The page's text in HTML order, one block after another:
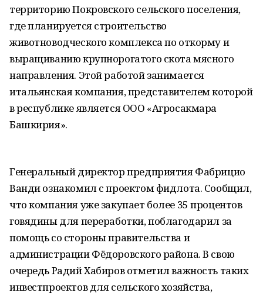
территорию Покровского сельского поселения,
где планируется строительство
животноводческого комплекса по откорму и
выращиванию крупнорогатого скота мясного
направления. Этой работой занимается
итальянская компания, представителем которой
в республике является ООО «Агросакмара
Башкирия».
Генеральный директор предприятия Фабрицио
Ванди ознакомил с проектом фидлота. Сообщил,
что компания уже закупает более 35 процентов
говядины для переработки, поблагодарил за
помощь со стороны правительства и
администрации Фёдоровского района. В свою
очередь Радий Хабиров отметил важность таких
инвестпроектов для сельского хозяйства,